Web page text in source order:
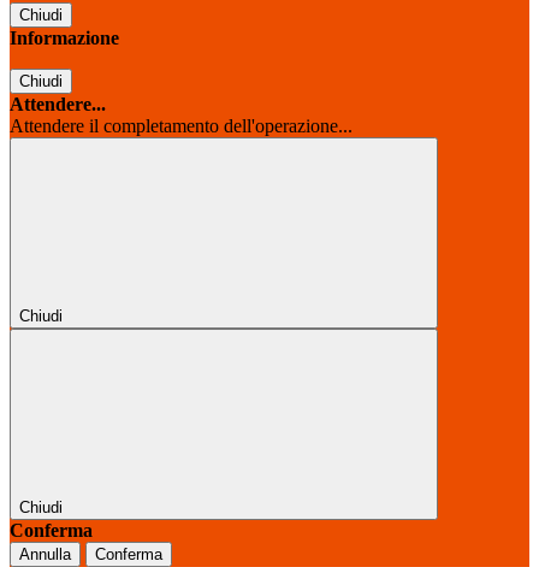
Chiudi
Informazione
Chiudi
Attendere...
Attendere il completamento dell'operazione...
Chiudi
Chiudi
Conferma
Annulla Conferma